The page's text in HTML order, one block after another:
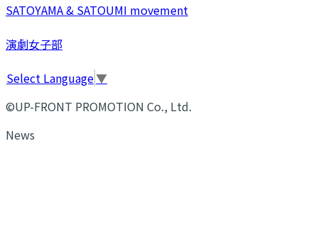
SATOYAMA & SATOUMI movement
演劇女子部
Select Language▼
©UP-FRONT PROMOTION Co., Ltd.
News